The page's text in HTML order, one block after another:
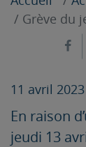
Grève du
11 avril 2023
En raison
jeudi 13